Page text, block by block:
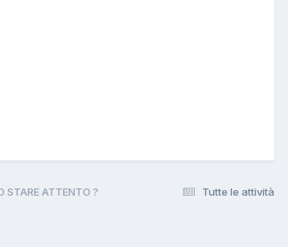
Tutte le attività
STARE ATTENTO ?